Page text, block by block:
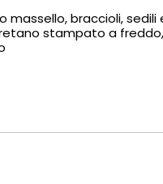
massello, braccioli, sedili
stampato a